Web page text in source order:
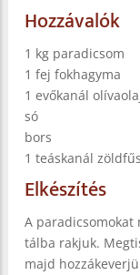
Hozzávalók
1 kg paradicsom
1 fej fokhagyma
1 evőkanál
só
bors
1 teáskanál
Elkészítés
A paradicsomokat
tálba rakjuk.
majd